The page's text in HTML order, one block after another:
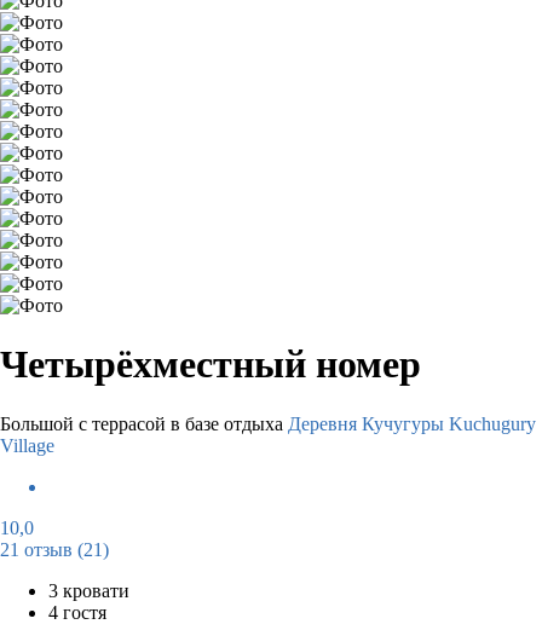
Четырёхместный номер
Большой с террасой в базе отдыха Деревня Кучугуры Kuchugury
Village
10,0
21 отзыв (21)
3 кровати
4 гостя